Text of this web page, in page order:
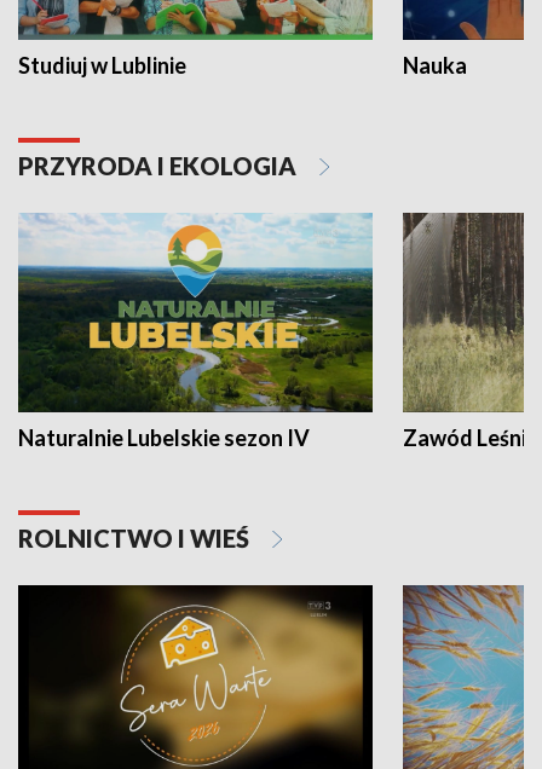
Studiuj w Lublinie Nauka
PRZYRODA I EKOLOGIA
Naturalnie Lubelskie sezon IV Zawód Leśnik
ROLNICTWO I WIEŚ